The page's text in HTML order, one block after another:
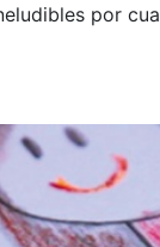
por